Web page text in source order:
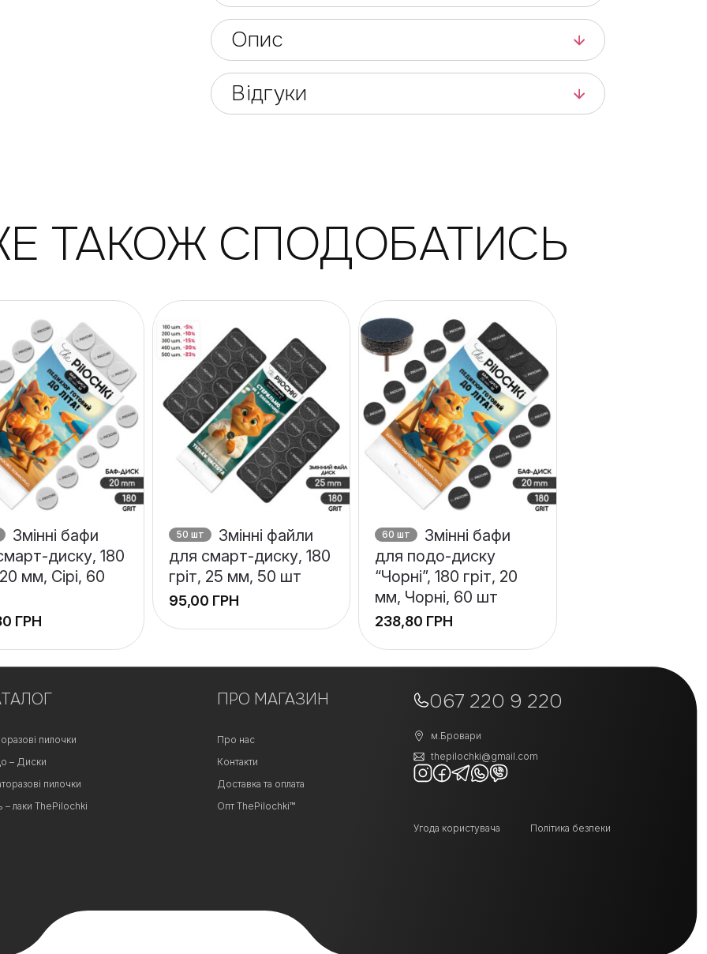
Опис
Відгуки
ТАКОЖ СПОДОБАТИСЬ
Змінні бафи
диску, 180
мм, Сірі, 60
ГРН
50 шт
Змінні файли
для смарт-диску, 180
гріт, 25 мм, 50 шт
ГРН
60 шт
Змінні бафи
для подо-диску
“Чорні”, 180 гріт, 20
мм, Чорні, 60 шт
ГРН
ПРО МАГАЗИН 067 220 9 220
пилочки
– Диски
пилочки
– лаки ThePilochki
Про нас
Контакти
Доставка та оплата
Опт ThePilochki™
м.Бровари
thepilochki@gmail.com
Угода користувача Політика безпеки